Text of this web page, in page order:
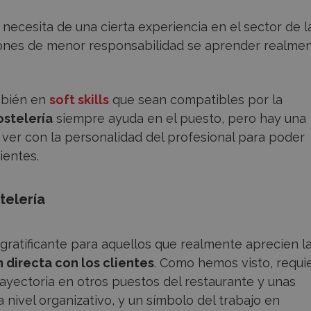
de una cierta experiencia en el sector de
de menor responsabilidad se aprender
en soft skills que sean compatibles por la
siempre ayuda en el puesto, pero hay una
con la personalidad del profesional para poder
para aquellos que realmente aprecien la
directa con los clientes. Como hemos visto,
en otros puestos del restaurante y unas
nivel organizativo, y un símbolo del trabajo en